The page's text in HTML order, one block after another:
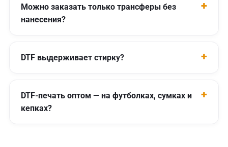
Можно заказать только трансферы без
нанесения?
DTF выдерживает стирку?
DTF-печать оптом — на футболках, сумках и
кепках?